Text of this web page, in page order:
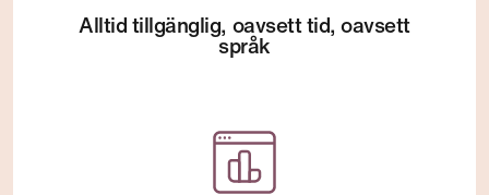
Alltid tillgänglig, oavsett tid, oavsett
språk